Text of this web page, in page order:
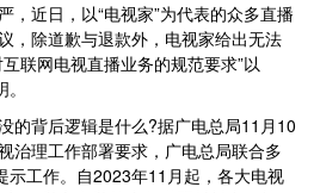
近日，以“电视家”为代表的众多直播
，除道歉与退款外，电视家给出无法
联网电视直播业务的规范要求”以
背后逻辑是什么?据广电总局11月10
治理工作部署要求，广电总局联合多
示工作。自2023年11月起，各大电视